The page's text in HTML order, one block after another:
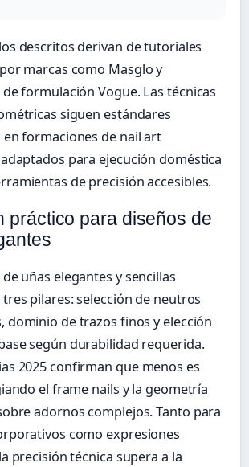
descritos derivan de tutoriales
marcas como Masglo y
formulación Vogue. Las técnicas
siguen estándares
en formaciones de nail art
para ejecución doméstica
de precisión accesibles.
práctico para diseños de
uñas elegantes y sencillas
tres pilares: selección de neutros
dominio de trazos finos y elección
según durabilidad requerida.
2025 confirman que menos es
el frame nails y la geometría
adornos complejos. Tanto para
como expresiones
precisión técnica supera a la